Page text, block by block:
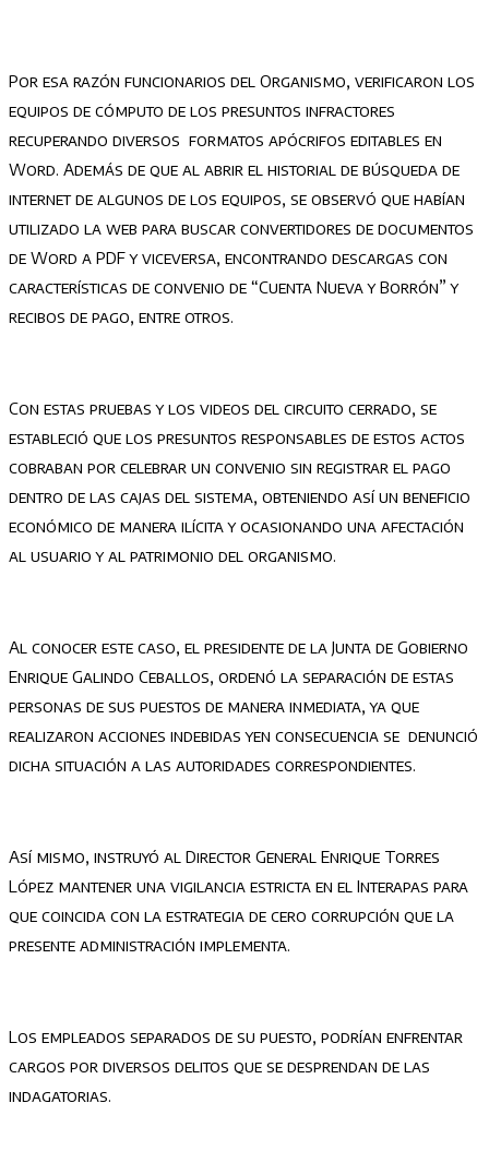
Por esa razón funcionarios del Organismo, verificaron los
equipos de cómputo de los presuntos infractores
recuperando diversos formatos apócrifos editables en
Word. Además de que al abrir el historial de búsqueda de
internet de algunos de los equipos, se observó que habían
utilizado la web para buscar convertidores de documentos
de Word a PDF y viceversa, encontrando descargas con
características de convenio de “Cuenta Nueva y Borrón” y
recibos de pago, entre otros.
Con estas pruebas y los videos del circuito cerrado, se
estableció que los presuntos responsables de estos actos
cobraban por celebrar un convenio sin registrar el pago
dentro de las cajas del sistema, obteniendo así un beneficio
económico de manera ilícita y ocasionando una afectación
al usuario y al patrimonio del organismo.
Al conocer este caso, el presidente de la Junta de Gobierno
Enrique Galindo Ceballos, ordenó la separación de estas
personas de sus puestos de manera inmediata, ya que
realizaron acciones indebidas yen consecuencia se denunció
dicha situación a las autoridades correspondientes.
Así mismo, instruyó al Director General Enrique Torres
López mantener una vigilancia estricta en el Interapas para
que coincida con la estrategia de cero corrupción que la
presente administración implementa.
Los empleados separados de su puesto, podrían enfrentar
cargos por diversos delitos que se desprendan de las
indagatorias.